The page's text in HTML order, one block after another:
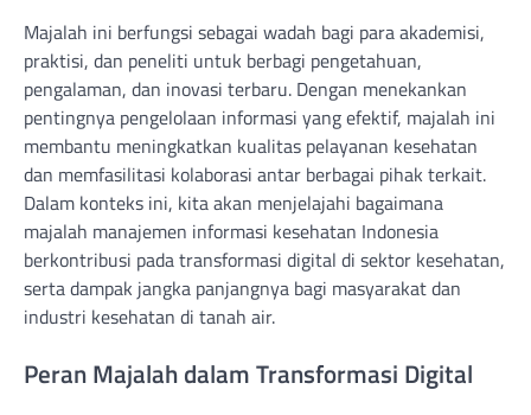
Majalah ini berfungsi sebagai wadah bagi para akademisi,
praktisi, dan peneliti untuk berbagi pengetahuan,
pengalaman, dan inovasi terbaru. Dengan menekankan
pentingnya pengelolaan informasi yang efektif, majalah ini
membantu meningkatkan kualitas pelayanan kesehatan
dan memfasilitasi kolaborasi antar berbagai pihak terkait.
Dalam konteks ini, kita akan menjelajahi bagaimana
majalah manajemen informasi kesehatan Indonesia
berkontribusi pada transformasi digital di sektor kesehatan,
serta dampak jangka panjangnya bagi masyarakat dan
industri kesehatan di tanah air.
Peran Majalah dalam Transformasi Digital